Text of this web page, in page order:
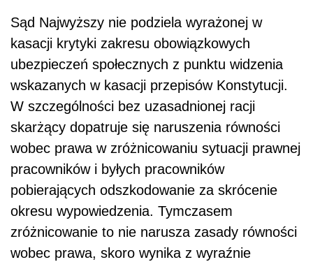
Sąd Najwyższy nie podziela wyrażonej w
kasacji krytyki zakresu obowiązkowych
ubezpieczeń społecznych z punktu widzenia
wskazanych w kasacji przepisów Konstytucji.
W szczególności bez uzasadnionej racji
skarżący dopatruje się naruszenia równości
wobec prawa w zróżnicowaniu sytuacji prawnej
pracowników i byłych pracowników
pobierających odszkodowanie za skrócenie
okresu wypowiedzenia. Tymczasem
zróżnicowanie to nie narusza zasady równości
wobec prawa, skoro wynika z wyraźnie